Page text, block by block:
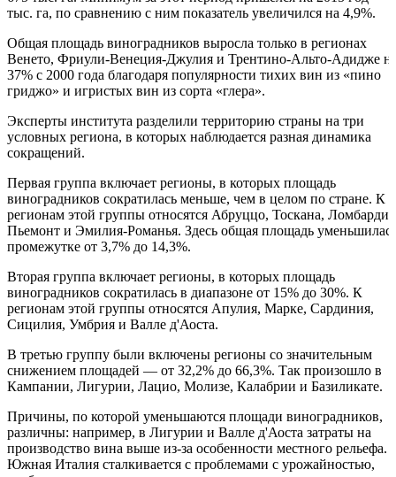
тыс. га, по сравнению с ним показатель увеличился на 4,9%.
Общая площадь виноградников выросла только в регионах
Венето, Фриули-Венеция-Джулия и Трентино-Альто-Адидже
37% с 2000 года благодаря популярности тихих вин из «пино
гриджо» и игристых вин из сорта «глера».
Эксперты института разделили территорию страны на три
условных региона, в которых наблюдается разная динамика
сокращений.
Первая группа включает регионы, в которых площадь
виноградников сократилась меньше, чем в целом по стране. К
регионам этой группы относятся Абруццо, Тоскана,
Пьемонт и Эмилия-Романья. Здесь общая площадь
промежутке от 3,7% до 14,3%.
Вторая группа включает регионы, в которых площадь
виноградников сократилась в диапазоне от 15% до 30%. К
регионам этой группы относятся Апулия, Марке, Сардиния,
Сицилия, Умбрия и Валле д'Аоста.
В третью группу были включены регионы со значительным
снижением площадей — от 32,2% до 66,3%. Так произошло в
Кампании, Лигурии, Лацио, Молизе, Калабрии и Базиликате.
Причины, по которой уменьшаются площади виноградников,
различны: например, в Лигурии и Валле д'Аоста затраты на
производство вина выше из-за особенности местного рельефа.
Южная Италия сталкивается с проблемами с урожайностью,